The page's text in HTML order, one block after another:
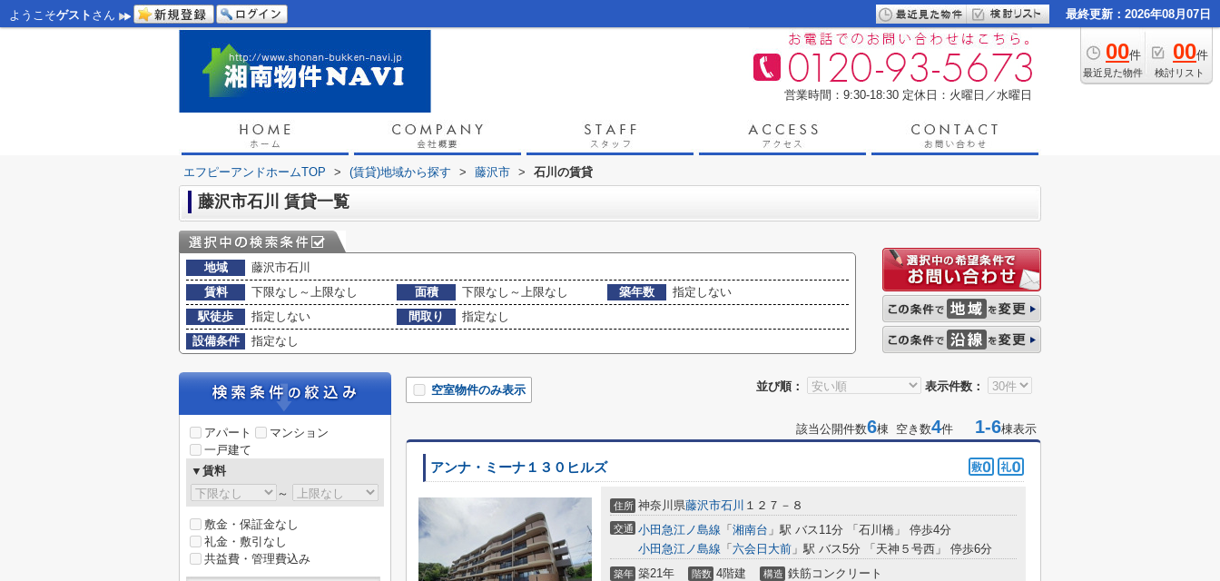
ようこそゲスト さん 最終更新：2026年08月07日
00件
最近見た物件
00件
検討リスト
営業時間：9:30-18:30 定休日：火曜日／水曜日
エフピーアンドホームTOP > (賃貸)地域から探す > 藤沢市 > 石川の賃貸
藤沢市石川 賃貸一覧
地域
藤沢市石川
賃料
下限なし～上限なし 面積 下限なし～上限なし 築年数
指定しない
駅徒歩
指定しない 間取り
指定なし
設備条件
指定なし
並び順： 表示件数：
空室物件のみ表示
該当公開件数6棟 空き数4件 1-6棟表示
アンナ・ミーナ１３０ヒルズ
住所 神奈川県藤沢市石川 １２７－８
交通 小田急江ノ島線 「 湘南台 」駅 バス11分 「石川橋」 停歩4分
小田急江ノ島線 「 六会日大前 」駅 バス5分 「天神５号西」 停歩6分
築年 築21年 階数 4階建 構造 鉄筋コンクリート
アパート
マンション
一戸建て
▼賃料
～
敷金・保証金なし
礼金・敷引なし
共益費・管理費込み